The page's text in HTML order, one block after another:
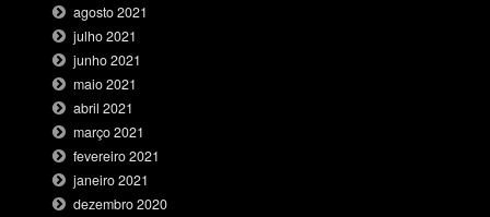
agosto 2021
julho 2021
junho 2021
maio 2021
abril 2021
março 2021
fevereiro 2021
janeiro 2021
dezembro 2020